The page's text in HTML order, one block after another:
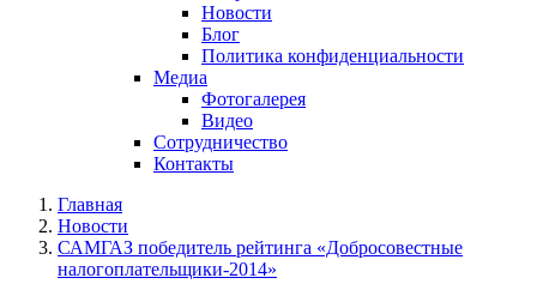
Новости
Блог
Политика конфиденциальности
Медиа
Фотогалерея
Видео
Сотрудничество
Контакты
Главная
Новости
САМГАЗ победитель рейтинга «Добросовестные
налогоплательщики-2014»